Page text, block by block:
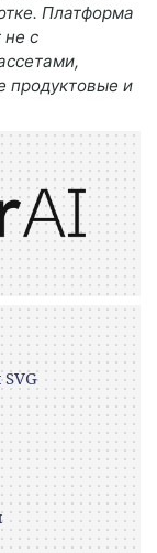
Платформа
не с
продуктовые и